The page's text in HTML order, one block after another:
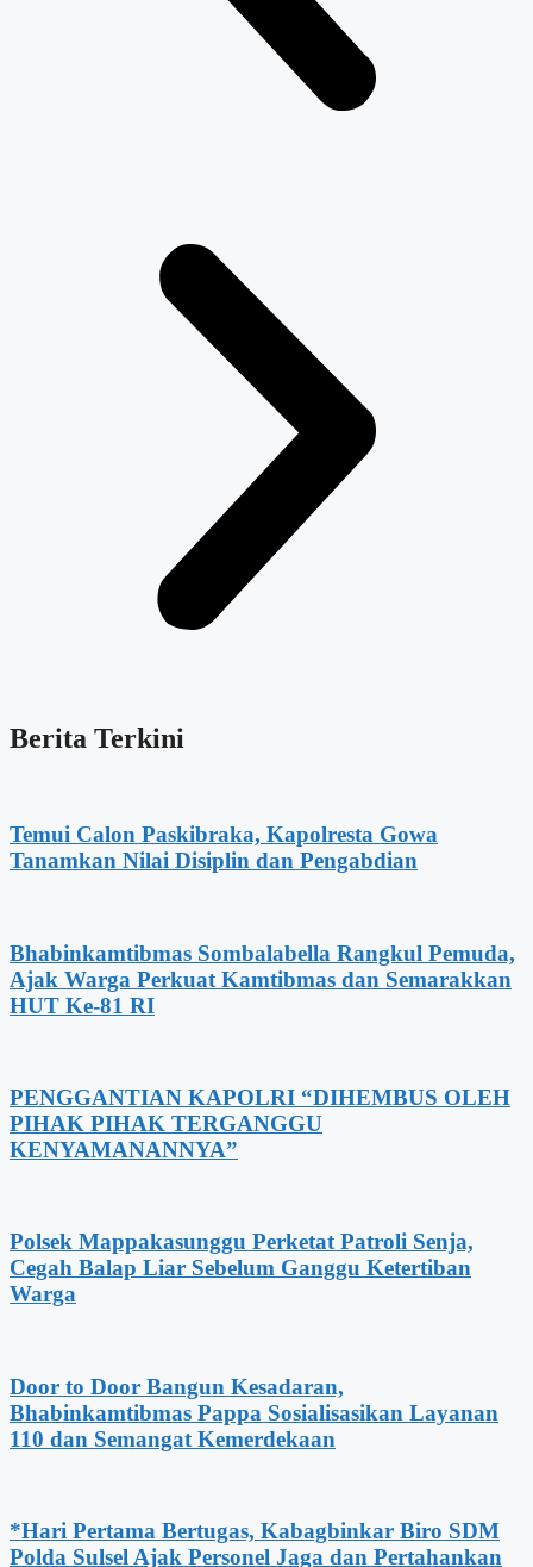
Berita Terkini
Temui Calon Paskibraka, Kapolresta Gowa
Tanamkan Nilai Disiplin dan Pengabdian
Bhabinkamtibmas Sombalabella Rangkul Pemuda,
Ajak Warga Perkuat Kamtibmas dan Semarakkan
HUT Ke-81 RI
PENGGANTIAN KAPOLRI “DIHEMBUS OLEH
PIHAK PIHAK TERGANGGU
KENYAMANANNYA”
Polsek Mappakasunggu Perketat Patroli Senja,
Cegah Balap Liar Sebelum Ganggu Ketertiban
Warga
Door to Door Bangun Kesadaran,
Bhabinkamtibmas Pappa Sosialisasikan Layanan
110 dan Semangat Kemerdekaan
*Hari Pertama Bertugas, Kabagbinkar Biro SDM
Polda Sulsel Ajak Personel Jaga dan Pertahankan